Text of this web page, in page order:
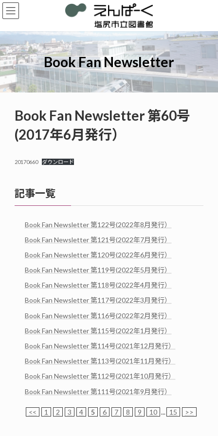
コ
ン
ン
ツ
へ
ス
キ
ッ
プ
ナ
ビ
ー
シ
ョ
ン
に
移
動
Book Fan Newsletter
Book Fan Newsletter 第60号
(2017年6月発行）
20170660 ダウンロード
記事一覧
Book Fan Newsletter 第122号(2022年8月発行）
Book Fan Newsletter 第121号(2022年7月発行）
Book Fan Newsletter 第120号(2022年6月発行）
Book Fan Newsletter 第119号(2022年5月発行）
Book Fan Newsletter 第118号(2022年4月発行）
Book Fan Newsletter 第117号(2022年3月発行）
Book Fan Newsletter 第116号(2022年2月発行）
Book Fan Newsletter 第115号(2022年1月発行）
Book Fan Newsletter 第114号(2021年12月発行）
Book Fan Newsletter 第113号(2021年11月発行）
Book Fan Newsletter 第112号(2021年10月発行）
Book Fan Newsletter 第111号(2021年9月発行）
<< 1 2 3 4 5 6 7 8 9 10 ... 15 >>